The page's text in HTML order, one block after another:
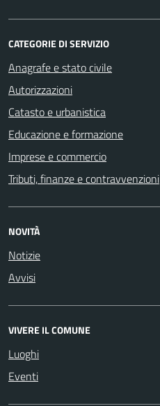
CATEGORIE DI SERVIZIO
Anagrafe e stato civile
Autorizzazioni
Catasto e urbanistica
Educazione e formazione
Imprese e commercio
Tributi, finanze e contravvenzioni
NOVITÀ
Notizie
Avvisi
VIVERE IL COMUNE
Luoghi
Eventi